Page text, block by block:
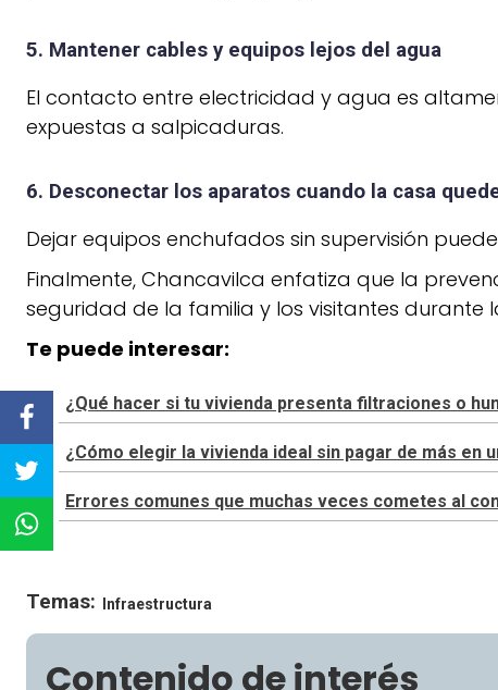
5. Mantener cables y equipos lejos del agua
El contacto entre electricidad y agua es
expuestas a salpicaduras.
6. Desconectar los aparatos cuando la casa
Dejar equipos enchufados sin supervisión
Finalmente, Chancavilca enfatiza que la
seguridad de la familia y los visitantes
Te puede interesar:
¿Qué hacer si tu vivienda presenta filtraciones o
¿Cómo elegir la vivienda ideal sin pagar de más en
Errores comunes que muchas veces cometes al
Temas: Infraestructura
Contenido de interés